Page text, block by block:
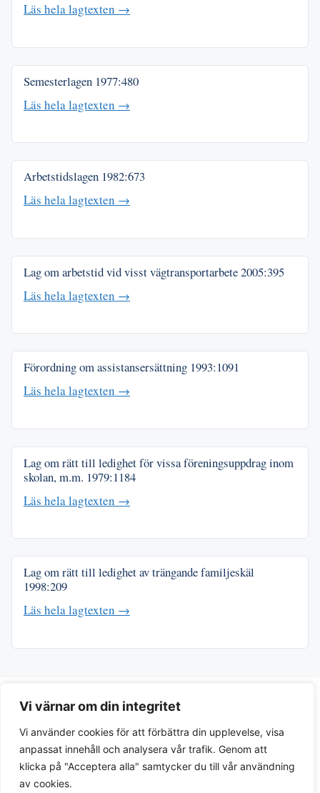
Vi värnar om din integritet
Vi använder cookies för att förbättra din upplevelse, visa
anpassat innehåll och analysera vår trafik. Genom att
klicka på "Acceptera alla" samtycker du till vår användning
av cookies.
Läs hela lagtexten →
Semesterlagen 1977:480
Läs hela lagtexten →
Arbetstidslagen 1982:673
Läs hela lagtexten →
Lag om arbetstid vid visst vägtransportarbete2005:395
Läs hela lagtexten →
Förordning om assistansersättning 1993:1091
Läs hela lagtexten →
Lag om rätt till ledighet för vissa föreningsuppdrag inom
skolan, m.m. 1979:1184
Läs hela lagtexten →
Lag om rätt till ledighet av trängande familjeskäl
1998:209
Läs hela lagtexten →